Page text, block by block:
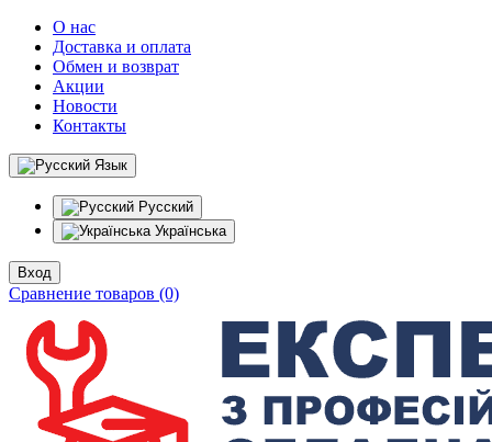
О нас
Доставка и оплата
Обмен и возврат
Акции
Новости
Контакты
Язык
Русский
Українська
Вход
Сравнение товаров (0)